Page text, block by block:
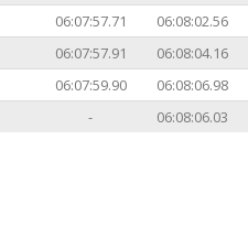
06:07:57.71
06:08:02.56
06:07:57.91
06:08:04.16
06:07:59.90
06:08:06.98
- 06:08:06.03